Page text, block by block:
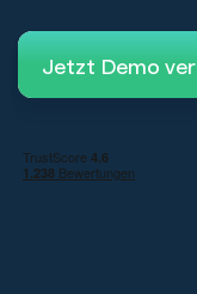
Jetzt Demo